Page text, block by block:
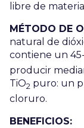
libre de
MÉTODO DE
natural de
contiene un
producir
TiO2 puro: un
cloruro.
BENEFICIOS: